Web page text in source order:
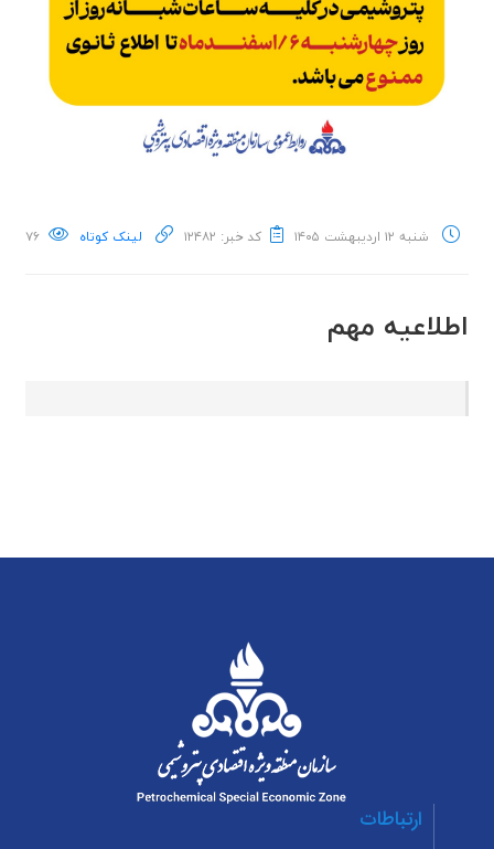
شنبه ۱۲ اردیبهشت ۱۴۰۵ کد خبر: ۱۲۴۸۲ لینک کوتاه ۷۶
اطلاعیه مهم
ارتباطات